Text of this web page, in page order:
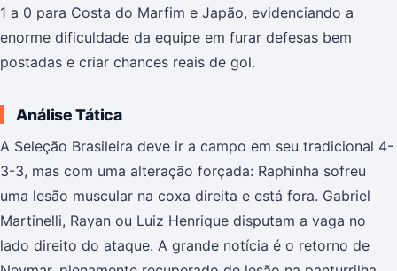
1 a 0 para Costa do Marfim e Japão, evidenciando a
enorme dificuldade da equipe em furar defesas bem
postadas e criar chances reais de gol.
Análise Tática
A Seleção Brasileira deve ir a campo em seu tradicional 4-
3-3, mas com uma alteração forçada: Raphinha sofreu
uma lesão muscular na coxa direita e está fora. Gabriel
Martinelli, Rayan ou Luiz Henrique disputam a vaga no
lado direito do ataque. A grande notícia é o retorno de